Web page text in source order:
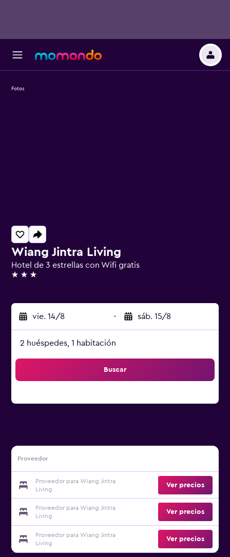
Wiang Jintra Living
Hotel de 3 estrellas con Wifi gratis
3 estrellas
vie. 14/8 - sáb. 15/8
2 huéspedes, 1 habitación
Buscar
Proveedor
Proveedor para Wiang Jintra
Living
Ver precios
Proveedor para Wiang Jintra
Living
Ver precios
Proveedor para Wiang Jintra
Living
Ver precios
Fotos